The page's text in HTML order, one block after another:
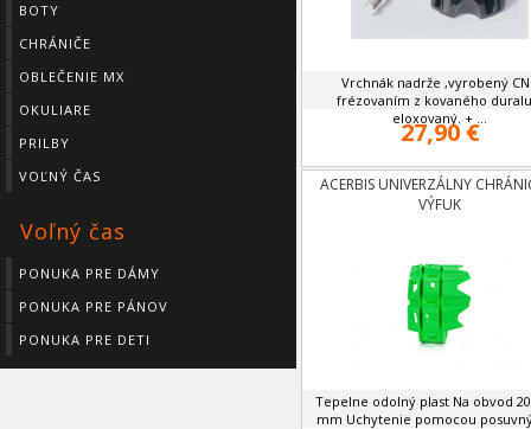
BOTY
CHRÁNIČE
OBLEČENIE MX
OKULIARE
PRILBY
VOĽNÝ ČAS
Voľný čas
PONUKA PRE DÁMY
PONUKA PRE PÁNOV
PONUKA PRE DETI
Vrchnák nadrže ,vyrobený
frézovaním z kovaného
eloxovaný. + ...
27,90 €
ACERBIS UNIVERZÁLNY
VÝFUK
Tepelne odolný plast Na obvod
mm Uchytenie pomocou